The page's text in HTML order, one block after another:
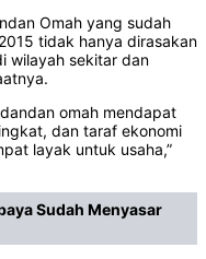
Omah yang sudah
tidak hanya dirasakan
wilayah sekitar dan
omah mendapat
dan taraf ekonomi
layak untuk usaha,”
Sudah Menyasar